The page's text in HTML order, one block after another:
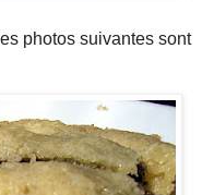
photos suivantes sont